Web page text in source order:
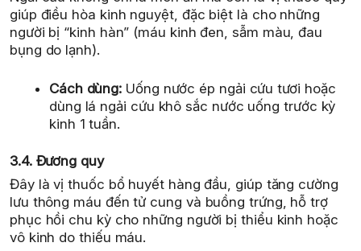
giúp điều hòa kinh nguyệt, đặc biệt là cho những
người bị “kinh hàn” (máu kinh đen, sẫm màu, đau
bụng do lạnh).
Cách dùng: Uống nước ép ngải cứu tươi hoặc
dùng lá ngải cứu khô sắc nước uống trước kỳ
kinh 1 tuần.
3.4. Đương quy
Đây là vị thuốc bổ huyết hàng đầu, giúp tăng cường
lưu thông máu đến tử cung và buồng trứng, hỗ trợ
phục hồi chu kỳ cho những người bị thiểu kinh hoặc
vô kinh do thiếu máu.